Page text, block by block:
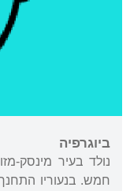
ביוגרפיה
נולד בעיר מינסק-
חמש. בנעוריו